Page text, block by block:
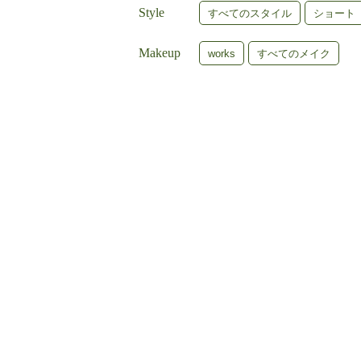
Style すべてのスタイル ショート
Makeup works すべてのメイク